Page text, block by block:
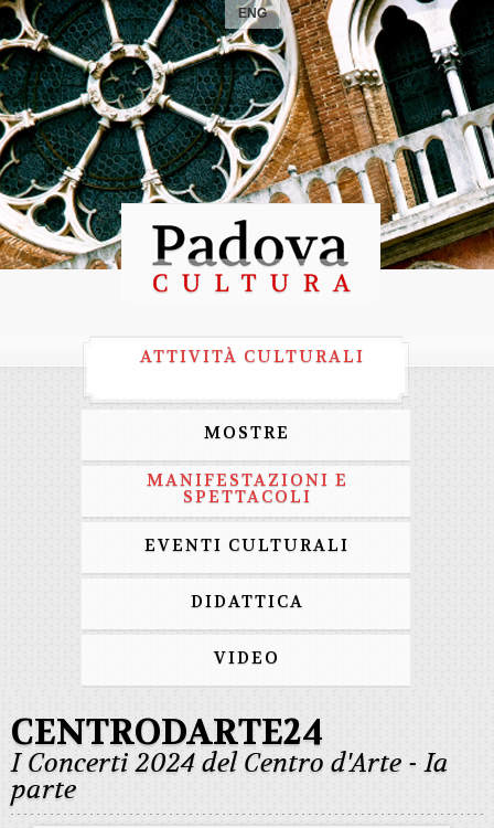
ENG
ATTIVITÀ CULTURALI
MOSTRE
MANIFESTAZIONI E
SPETTACOLI
EVENTI CULTURALI
DIDATTICA
VIDEO
CENTRODARTE24
I Concerti 2024 del Centro d'Arte - Ia
parte